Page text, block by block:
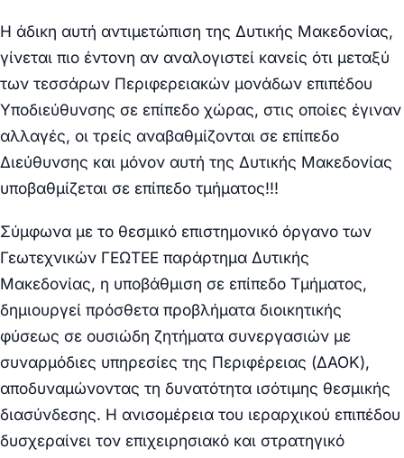
Η άδικη αυτή αντιμετώπιση της Δυτικής Μακεδονίας,
γίνεται πιο έντονη αν αναλογιστεί κανείς ότι μεταξύ
των τεσσάρων Περιφερειακών μονάδων επιπέδου
Υποδιεύθυνσης σε επίπεδο χώρας, στις οποίες έγιναν
αλλαγές, οι τρείς αναβαθμίζονται σε επίπεδο
Διεύθυνσης και μόνον αυτή της Δυτικής Μακεδονίας
υποβαθμίζεται σε επίπεδο τμήματος!!!
Σύμφωνα με το θεσμικό επιστημονικό όργανο των
Γεωτεχνικών ΓΕΩΤΕΕ παράρτημα Δυτικής
Μακεδονίας, η υποβάθμιση σε επίπεδο Τμήματος,
δημιουργεί πρόσθετα προβλήματα διοικητικής
φύσεως σε ουσιώδη ζητήματα συνεργασιών με
συναρμόδιες υπηρεσίες της Περιφέρειας (ΔΑΟΚ),
αποδυναμώνοντας τη δυνατότητα ισότιμης θεσμικής
διασύνδεσης. Η ανισομέρεια του ιεραρχικού επιπέδου
δυσχεραίνει τον επιχειρησιακό και στρατηγικό